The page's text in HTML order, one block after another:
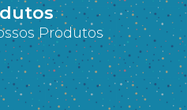
Produtos